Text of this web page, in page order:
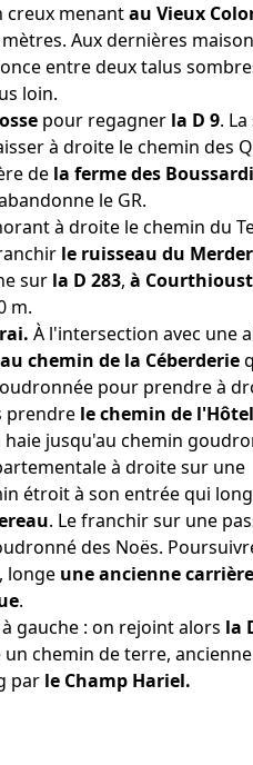
creux menantau Vieux
Aux dernières
entre deux talus
loin.
pour regagner la D 9.
à droite le chemin des
de la ferme des
le GR.
à droite le chemin du
le ruisseau du
sur la D 283, à
m.
À l'intersection avec une
au chemin de la Céberderie
pour prendre à
prendre le chemin de
jusqu'au chemin
à droite sur une
étroit à son entrée qui
. Le franchir sur une
des Noës.
longe une ancienne
.
gauche : on rejoint alors la
chemin de terre,
par le Champ Hariel.